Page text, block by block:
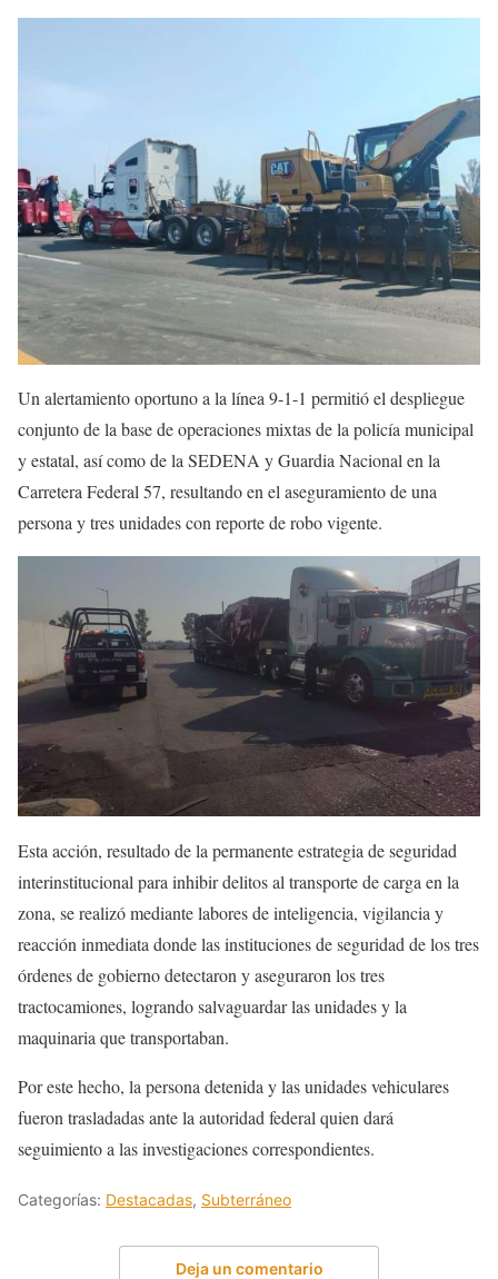
Un alertamiento oportuno a la línea 9-1-1 permitió el despliegue
conjunto de la base de operaciones mixtas de la policía municipal
y estatal, así como de la SEDENA y Guardia Nacional en la
Carretera Federal 57, resultando en el aseguramiento de una
persona y tres unidades con reporte de robo vigente.
Esta acción, resultado de la permanente estrategia de seguridad
interinstitucional para inhibir delitos al transporte de carga en la
zona, se realizó mediante labores de inteligencia, vigilancia y
reacción inmediata donde las instituciones de seguridad de los tres
órdenes de gobierno detectaron y aseguraron los tres
tractocamiones, logrando salvaguardar las unidades y la
maquinaria que transportaban.
Por este hecho, la persona detenida y las unidades vehiculares
fueron trasladadas ante la autoridad federal quien dará
seguimiento a las investigaciones correspondientes.
Categorías: Destacadas, Subterráneo
Deja un comentario